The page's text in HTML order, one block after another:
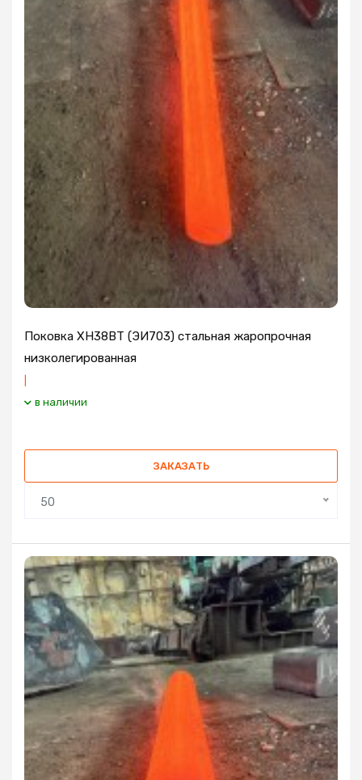
Поковка ХН38ВТ (ЭИ703) стальная жаропрочная
низколегированная
в наличии
ЗАКАЗАТЬ
50